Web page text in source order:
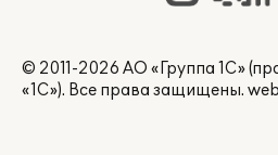
© 2011-2026 АО «Группа 1С»
«1С»). Все права защищены.